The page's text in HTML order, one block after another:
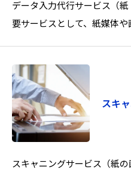
データ入力代行サービス（
要サービスとして、紙媒体
スキ
スキャニングサービス（紙